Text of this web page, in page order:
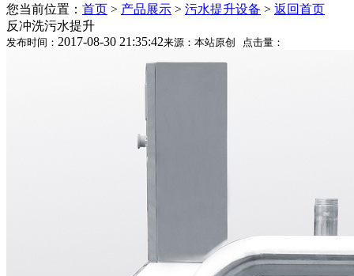
您当前位置： 首页 > 产品展示 > 污水提升设备 > 返回首页
反冲洗污水提升
发布时间： 2017-08-30 21:35:42来源：本站原创 点击量：